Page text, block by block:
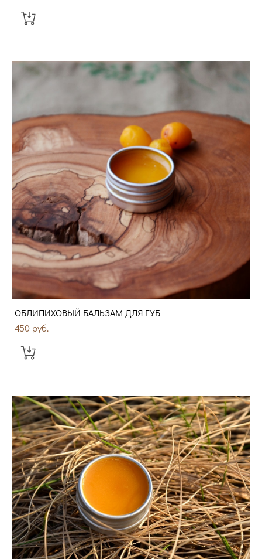
ОБЛИПИХОВЫЙ БАЛЬЗАМ ДЛЯ ГУБ
450 pуб.